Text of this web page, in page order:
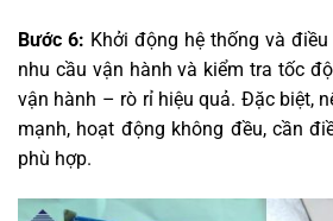
Bước 6: Khởi động hệ thống và
nhu cầu vận hành và kiểm tra tốc
vận hành – rò rỉ hiệu quả. Đặc biệt,
mạnh, hoạt động không đều, cần
phù hợp.